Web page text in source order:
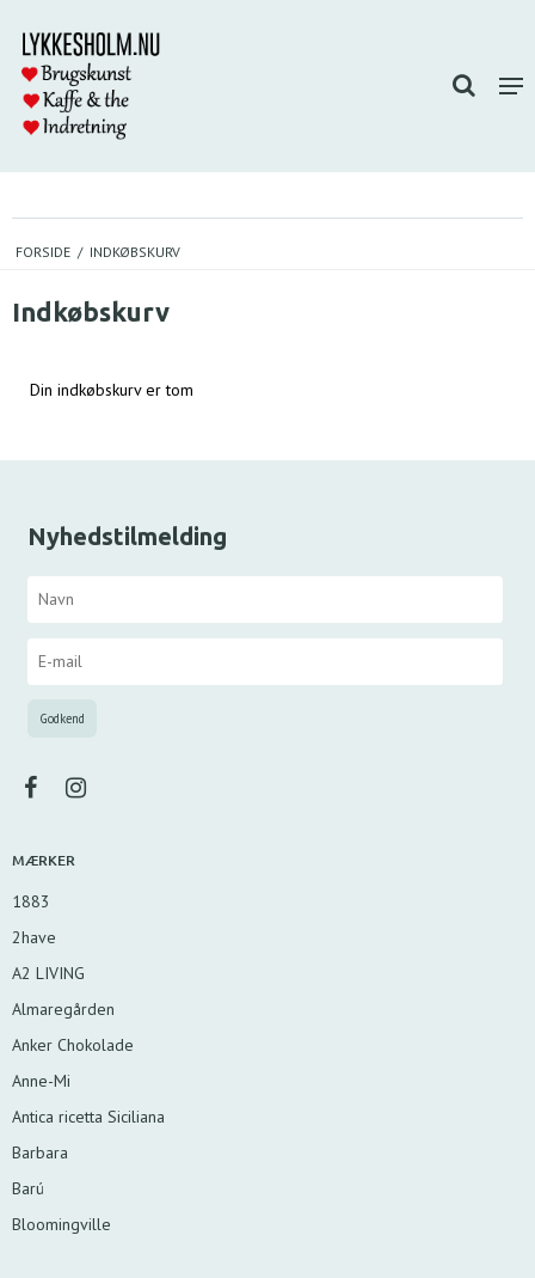
FORSIDE / INDKØBSKURV
Indkøbskurv
Din indkøbskurv er tom
Nyhedstilmelding
MÆRKER
1883
2have
A2 LIVING
Almaregården
Anker Chokolade
Anne-Mi
Antica ricetta Siciliana
Barbara
Barú
Bloomingville